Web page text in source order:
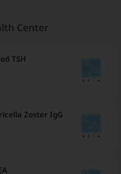
Center
ด์ TSH
Zoster IgG